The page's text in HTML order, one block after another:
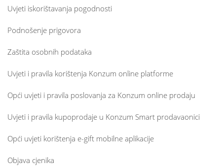
Uvjeti iskorištavanja pogodnosti
Podnošenje prigovora
Zaštita osobnih podataka
Uvjeti i pravila korištenja Konzum online platforme
Opći uvjeti i pravila poslovanja za Konzum online prodaju
Uvjeti i pravila kupoprodaje u Konzum Smart prodavaonici
Opći uvjeti korištenja e-gift mobilne aplikacije
Objava cjenika